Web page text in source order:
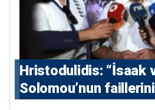
Hristodulidis: “İsaak
Solomou’nun